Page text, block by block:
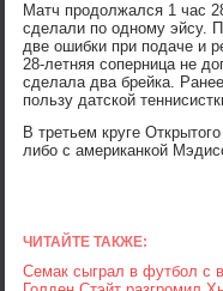
Матч продолжался 1 час
сделали по одному эйсу.
две ошибки при подаче и
28-летняя соперница не
сделала два брейка.
пользу датской
В третьем круге
либо с американкой
ЧИТАЙТЕ ТАКЖЕ:
Семак сыграл в футбол с